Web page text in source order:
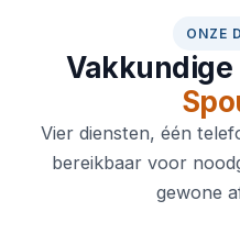
ONZE
Vakkundige
Vier diensten, één
bereikbaar voor
gewone